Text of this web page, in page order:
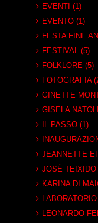
EVENTI (1)
EVENTO (1)
FESTA FINE
FESTIVAL (5)
FOLKLORE (5)
FOTOGRAFIA
GINETTE
GISELA
IL PASSO (1)
JEANNETTE
JOSÉ TEIXIDO
KARINA DI
LEONARDO